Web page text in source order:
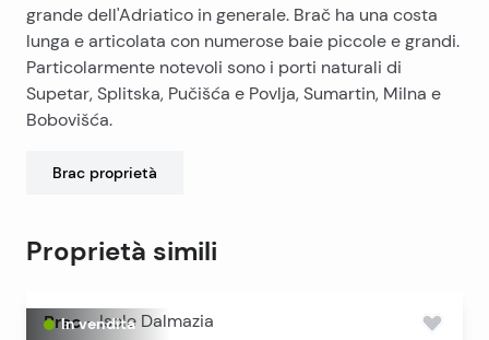
grande dell'Adriatico in generale. Brač ha una costa
lunga e articolata con numerose baie piccole e grandi.
Particolarmente notevoli sono i porti naturali di
Supetar, Splitska, Pučišća e Povlja, Sumartin, Milna e
Bobovišća.
Brac proprietà
Proprietà simili
In vendita
Brac - Isole Dalmazia